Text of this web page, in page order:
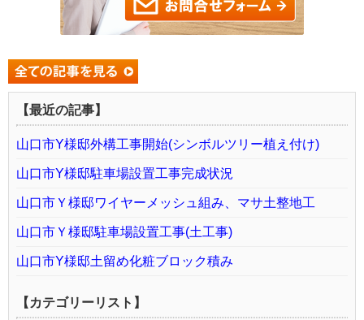
【最近の記事】
山口市Y様邸外構工事開始(シンボルツリー植え付け)
山口市Y様邸駐車場設置工事完成状況
山口市Ｙ様邸ワイヤーメッシュ組み、マサ土整地工
山口市Ｙ様邸駐車場設置工事(土工事)
山口市Y様邸土留め化粧ブロック積み
【カテゴリーリスト】